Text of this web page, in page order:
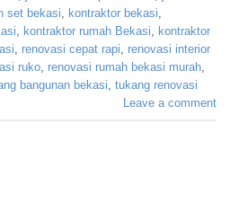
set bekasi, kontraktor bekasi,
, kontraktor rumah Bekasi, kontraktor
, renovasi cepat rapi, renovasi interior
ruko, renovasi rumah bekasi murah,
bangunan bekasi, tukang renovasi
Leave a comment